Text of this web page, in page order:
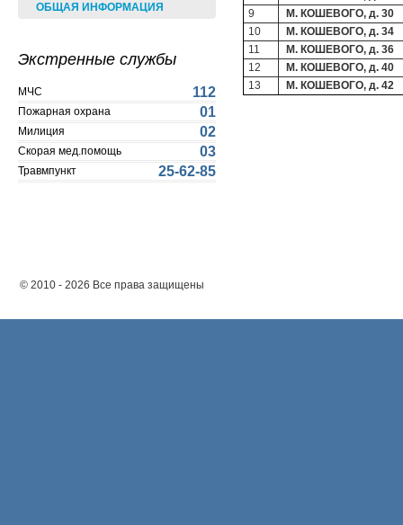
ОБЩАЯ ИНФОРМАЦИЯ
Экстренные службы
МЧС 112
Пожарная охрана 01
Милиция 02
Скорая мед.помощь 03
Травмпункт 25-62-85
9
М. КОШЕВОГО, д. 30
10
М. КОШЕВОГО, д. 34
11
М. КОШЕВОГО, д. 36
12
М. КОШЕВОГО, д. 40
13
М. КОШЕВОГО, д. 42
© 2010 - 2026 Все права защищены